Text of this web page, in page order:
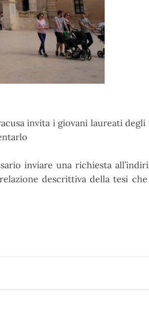
invita i giovani laureati degli
inviare una richiesta
descrittiva dellatesi